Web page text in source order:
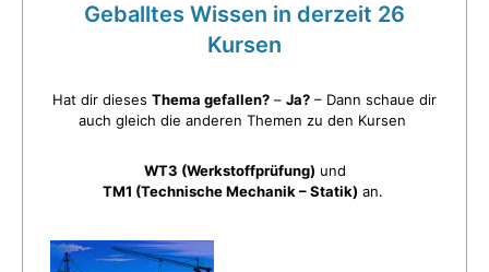
Geballtes Wissen in derzeit 26
Kursen
Hat dir dieses Thema gefallen? – Ja? – Dann schaue dir
auch gleich die anderen Themen zu den Kursen
WT3 (Werkstoffprüfung) und
TM1 (Technische Mechanik – Statik) an.